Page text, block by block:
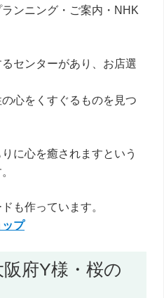
ンニング・ご案内・NHK
センターがあり、お店選
心をくすぐるものを見つ
に心を癒されますという
も作っています。
プ
府Y様・桜の